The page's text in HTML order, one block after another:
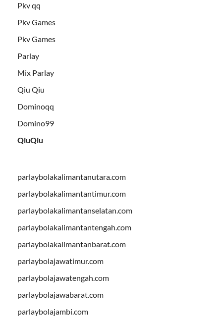
Pkv qq
Pkv Games
Pkv Games
Parlay
Mix Parlay
Qiu Qiu
Dominoqq
Domino99
QiuQiu
parlaybolakalimantanutara.com
parlaybolakalimantantimur.com
parlaybolakalimantanselatan.com
parlaybolakalimantantengah.com
parlaybolakalimantanbarat.com
parlaybolajawatimur.com
parlaybolajawatengah.com
parlaybolajawabarat.com
parlaybolajambi.com